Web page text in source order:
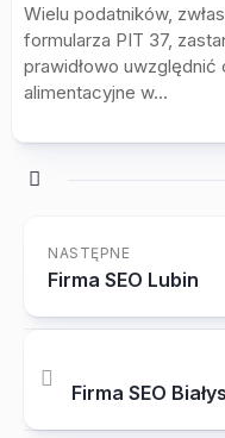
Wielu podatników,
formularza PIT 37,
prawidłowo
alimentacyjne w...
NASTĘPNE
Firma SEO Lubin
Firma SEO